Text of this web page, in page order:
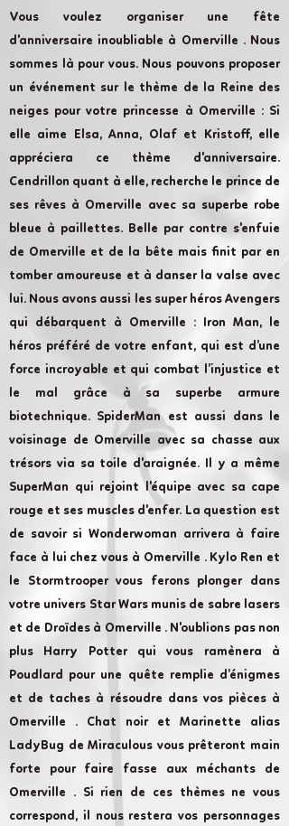
Vous voulez organiser une fête
d'anniversaire inoubliable à Omerville . Nous
sommes là pour vous. Nous pouvons proposer
un événement sur le thème de la Reine des
neiges pour votre princesse à Omerville : Si
elle aime Elsa, Anna, Olaf et Kristoff, elle
appréciera ce thème d'anniversaire.
Cendrillon quant à elle, recherche le prince de
ses rêves à Omerville avec sa superbe robe
bleue à paillettes. Belle par contre s'enfuie
de Omerville et de la bête mais finit par en
tomber amoureuse et à danser la valse avec
lui. Nous avons aussi les super héros Avengers
qui débarquent à Omerville : Iron Man, le
héros préféré de votre enfant, qui est d’une
force incroyable et qui combat l’injustice et
le mal grâce à sa superbe armure
biotechnique. SpiderMan est aussi dans le
voisinage de Omerville avec sa chasse aux
trésors via sa toile d'araignée. Il y a même
SuperMan qui rejoint l'équipe avec sa cape
rouge et ses muscles d'enfer. La question est
de savoir si Wonderwoman arrivera à faire
face à lui chez vous à Omerville . Kylo Ren et
le Stormtrooper vous ferons plonger dans
votre univers Star Wars munis de sabre lasers
et de Droïdes à Omerville . N'oublions pas non
plus Harry Potter qui vous ramènera à
Poudlard pour une quête remplie d’énigmes
et de taches à résoudre dans vos pièces à
Omerville . Chat noir et Marinette alias
LadyBug de Miraculous vous prêteront main
forte pour faire fasse aux méchants de
Omerville . Si rien de ces thèmes ne vous
correspond, il nous restera vos personnages